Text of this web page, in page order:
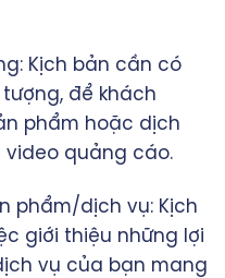
Kịch bản cần có
để khách
phẩm hoặc dịch
video quảng cáo.
phẩm/dịch vụ: Kịch
giới thiệu những lợi
vụ của bạn mang